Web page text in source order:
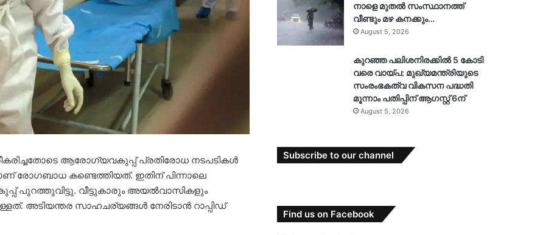
ആരോഗ്യവകുപ്പ് പ്രതിരോധ നടപടികൾ
രോഗബാധ കണ്ടെത്തിയത്. ഇതിന് പിന്നാലെ
പുറത്തുവിട്ടു. വീട്ടുകാരും അയൽവാസികളും
അടിയന്തര സാഹചര്യങ്ങൾ നേരിടാൻ റാപ്പിഡ്
നാളെ മുതൽ സംസ്ഥാനത്ത്
വീണ്ടും മഴ കനക്കും…
August 5, 2026
കുറഞ്ഞ പലിശനിരക്കിൽ 5 കോടി
വരെ വായ്പ: മുഖ്യമന്ത്രിയുടെ
സംരംഭകത്വ വികസന പദ്ധതി
മൂന്നാം പതിപ്പിന് ആഗസ്റ്റ് 6ന്
August 5, 2026
Subscribe to our channel
Find us on Facebook